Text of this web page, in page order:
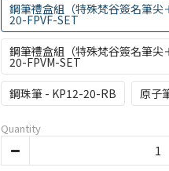
鋼筆禮盒組（特殊梵谷簽名筆尖
20-FPVF-SET
鋼筆禮盒組（特殊梵谷簽名筆尖
20-FPVM-SET
鋼珠筆 - KP12-20-RB
原子
Quantity